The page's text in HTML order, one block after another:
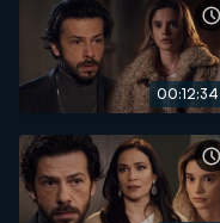
00:12:34